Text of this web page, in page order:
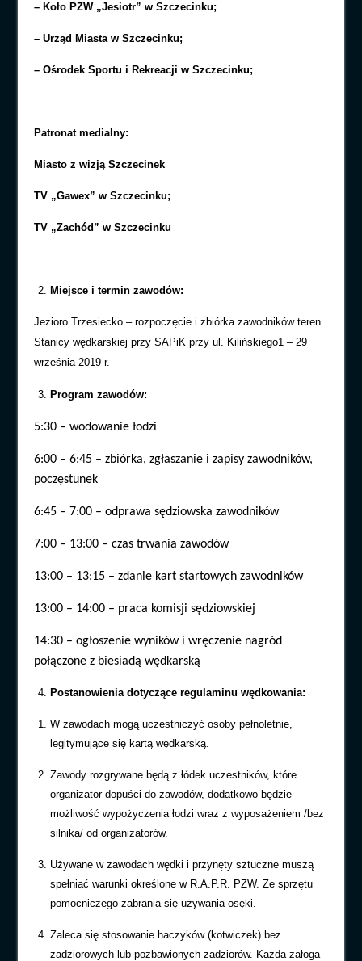
– Koło PZW „Jesiotr” w Szczecinku;
– Urząd Miasta w Szczecinku;
– Ośrodek Sportu i Rekreacji w Szczecinku;
Patronat medialny:
Miasto z wizją Szczecinek
TV „Gawex” w Szczecinku;
TV „Zachód” w Szczecinku
Miejsce i termin zawodów:
Jezioro Trzesiecko – rozpoczęcie i zbiórka zawodników teren
Stanicy wędkarskiej przy SAPiK przy ul. Kilińskiego1 –29
września2019 r.
Program zawodów:
5:30 – wodowanie łodzi
6:00 – 6:45 – zbiórka, zgłaszanie i zapisy zawodników,
poczęstunek
6:45 – 7:00 – odprawa sędziowska zawodników
7:00 – 13:00 – czas trwania zawodów
13:00 – 13:15 – zdanie kart startowych zawodników
13:00 – 14:00 – praca komisji sędziowskiej
14:30 – ogłoszenie wyników i wręczenie nagród
połączone z biesiadą wędkarską
Postanowienia dotyczące regulaminu wędkowania:
W zawodach mogą uczestniczyć osoby pełnoletnie,
legitymujące się kartą wędkarską.
Zawody rozgrywane będą z łódek uczestników, które
organizator dopuści do zawodów, dodatkowo będzie
możliwość wypożyczenia łodzi wraz z wyposażeniem /bez
silnika/ od organizatorów.
Używane w zawodach wędki i przynęty sztuczne muszą
spełniać warunki określone w R.A.P.R. PZW. Ze sprzętu
pomocniczego zabrania się używania osęki.
Zaleca się stosowanie haczyków (kotwiczek) bez
zadziorowych lub pozbawionych zadziorów. Każda załoga